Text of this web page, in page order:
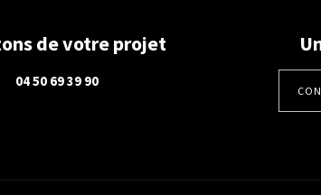
de votre projet
04 50 69 39 90